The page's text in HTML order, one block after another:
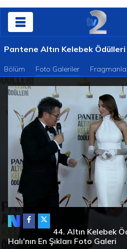
Pantene Altın Kelebek Ödülleri
Bölüm Foto Galeriler
44. Altın Kelebek
Halı'nın En Şıkları Foto Galeri